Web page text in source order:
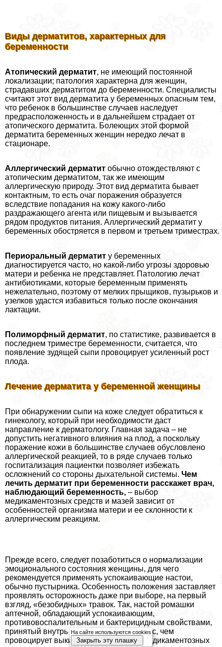
Виды дерматитов, хаpaктерных для
беременности
Атопический дерматит, не имеющий постоянной
локализации; патология хаpaктерна для женщин,
страдавших дерматитом до беременности. Специалисты
считают этот вид дерматита у беременных опасным тем,
что ребенок в большинстве случаев наследует
предрасположенность и в дальнейшем страдает от
атопического дерматита. Болеющих этой формой
дерматита беременных женщин нередко лечат в
стационаре.
Аллергический дерматит обычно отождествляют с
атопическим дерматитом, так же имеющим
аллергическую природу. Этот вид дерматита бывает
контактным, то есть очаг поражения образуется
вследствие попадания на кожу какого-либо
раздражающего агента или пищевым и вызывается
рядом продуктов питания. Аллергический дерматит у
беременных обостряется в первом и третьем триместрах.
Периopaльный дерматит у беременных
диагностируется часто, но какой-либо угрозы здоровью
матери и ребенка не представляет. Патологию лечат
антибиотиками, которые беременным применять
нежелательно, поэтому от мелких прыщиков, пузырьков и
узелков удастся избавиться только после окончания
лактации.
Полиморфный дерматит, по статистике, развивается в
последнем триместре беременности, считается, что
появление зудящей сыпи провоцирует усиленный рост
плода.
Лечение дерматита у беременной женщины
При обнаружении сыпи на коже следует обратиться к
гинекологу, который при необходимости даст
направление к дерматологу. Главная задача – не
допустить негативного влияния на плод, а поскольку
поражение кожи в большинстве случаев обусловлено
аллергической реакцией, то в ряде случаев только
госпитализация пациентки позволяет избежать
осложнений со стороны дыхательной системы. Чем
лечить дерматит при беременности расскажет врач,
наблюдающий беременность, – выбор
медикаментозных средств и мазей зависит от
особенностей организма матери и ее склонности к
аллергическим реакциям.
Прежде всего, следует позаботиться о нормализации
эмоционального состояния женщины, для чего
рекомендуется применять успокаивающие настои,
обычно пустырника. Особенность положения заставляет
проявлять осторожность даже при выборе, на первый
взгляд, «безобидных» травок. Так, настой ромашки
аптечной, обладающий успокаивающим,
противовоспалительным и бактерицидным свойствами,
принятый внутрь приводит матку в тонус, чем
провоцирует выкидыш. Что касается медикаментозных
На сайте используются cookies
Закрыть эту плашку